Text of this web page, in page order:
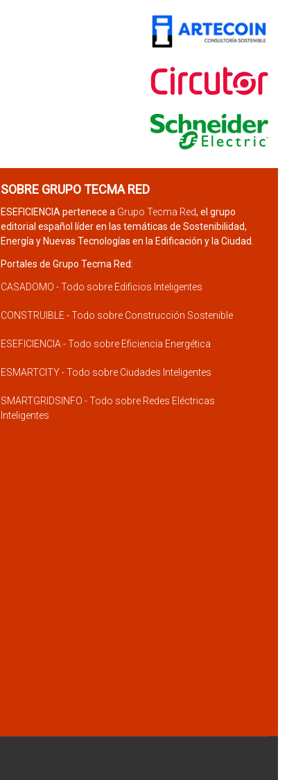
SOBRE GRUPO TECMA RED
ESEFICIENCIA pertenece a Grupo Tecma Red, el grupo
editorial español líder en las temáticas de Sostenibilidad,
Energía y Nuevas Tecnologías en la Edificación y la Ciudad.
Portales de Grupo Tecma Red:
CASADOMO - Todo sobre Edificios Inteligentes
CONSTRUIBLE - Todo sobre Construcción Sostenible
ESEFICIENCIA - Todo sobre Eficiencia Energética
ESMARTCITY - Todo sobre Ciudades Inteligentes
SMARTGRIDSINFO - Todo sobre Redes Eléctricas
Inteligentes